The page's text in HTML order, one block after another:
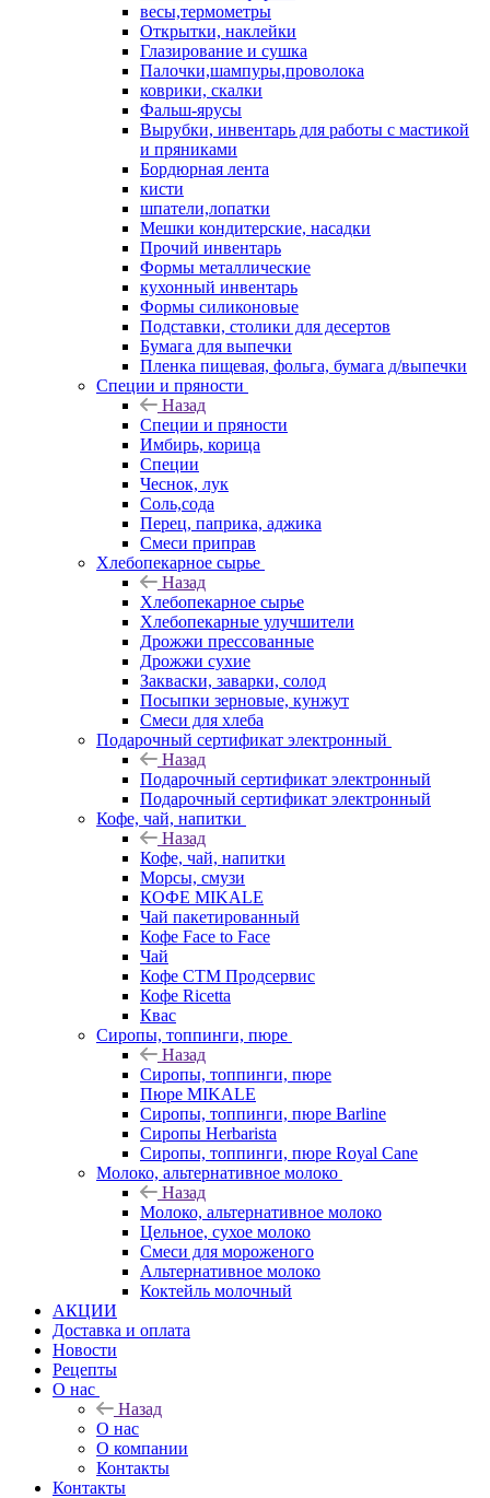
весы,термометры
Открытки, наклейки
Глазирование и сушка
Палочки,шампуры,проволока
коврики, скалки
Фальш-ярусы
Вырубки, инвентарь для работы с мастикой
и пряниками
Бордюрная лента
кисти
шпатели,лопатки
Мешки кондитерские, насадки
Прочий инвентарь
Формы металлические
кухонный инвентарь
Формы силиконовые
Подставки, столики для десертов
Бумага для выпечки
Пленка пищевая, фольга, бумага д/выпечки
Специи и пряности
Назад
Специи и пряности
Имбирь, корица
Специи
Чеснок, лук
Соль,сода
Перец, паприка, аджика
Смеси приправ
Хлебопекарное сырье
Назад
Хлебопекарное сырье
Хлебопекарные улучшители
Дрожжи прессованные
Дрожжи сухие
Закваски, заварки, солод
Посыпки зерновые, кунжут
Смеси для хлеба
Подарочный сертификат электронный
Назад
Подарочный сертификат электронный
Подарочный сертификат электронный
Кофе, чай, напитки
Назад
Кофе, чай, напитки
Морсы, смузи
КОФЕ MIKALE
Чай пакетированный
Кофе Face to Face
Чай
Кофе СТМ Продсервис
Кофе Ricetta
Квас
Сиропы, топпинги, пюре
Назад
Сиропы, топпинги, пюре
Пюре MIKALE
Сиропы, топпинги, пюре Barline
Сиропы Herbarista
Сиропы, топпинги, пюре Royal Cane
Молоко, альтернативное молоко
Назад
Молоко, альтернативное молоко
Цельное, сухое молоко
Смеси для мороженого
Альтернативное молоко
Коктейль молочный
АКЦИИ
Доставка и оплата
Новости
Рецепты
О нас
Назад
О нас
О компании
Контакты
Контакты